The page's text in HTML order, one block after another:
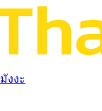
มังงะ